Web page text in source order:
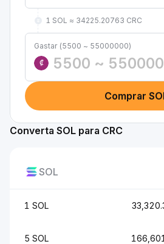
1 SOL ≈ 34225.20763 CRC
Gastar (5500 ~ 55000000)
₡
Comprar
Converta SOL para CRC
SOL
1 SOL
5 SOL